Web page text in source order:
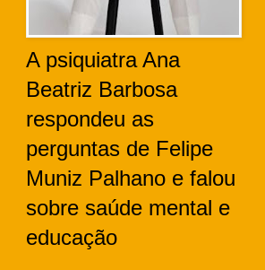
A psiquiatra Ana
Beatriz Barbosa
respondeu as
perguntas de Felipe
Muniz Palhano e falou
sobre saúde mental e
educação